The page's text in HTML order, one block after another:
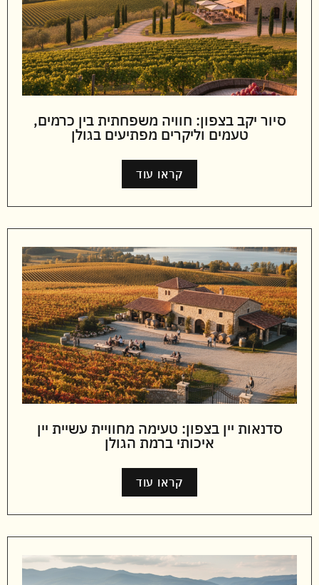
סיור יקב בצפון: חוויה משפחתית בין כרמים,
טעמים וליקרים מפתיעים בגולן
קראו עוד
סדנאות יין בצפון: טעימה מחוויית עשיית יין
איכותי ברמת הגולן
קראו עוד